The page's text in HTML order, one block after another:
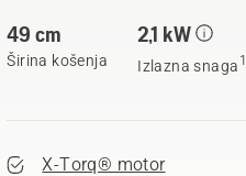
49 cm
Širina košenja
2,1 kW
Izlazna snaga 1
X-Torq® motor